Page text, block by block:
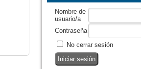
Nombre de
usuario/a
Contraseña
No cerrar sesión